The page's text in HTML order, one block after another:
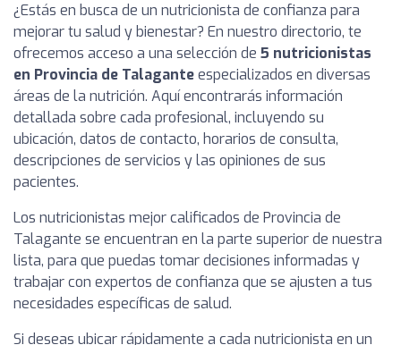
¿Estás en busca de un nutricionista de confianza para
mejorar tu salud y bienestar? En nuestro directorio, te
ofrecemos acceso a una selección de 5 nutricionistas
en Provincia de Talaganteespecializados en diversas
áreas de la nutrición. Aquí encontrarás información
detallada sobre cada profesional, incluyendo su
ubicación, datos de contacto, horarios de consulta,
descripciones de servicios y las opiniones de sus
pacientes.
Los nutricionistas mejor calificados de Provincia de
Talagante se encuentran en la parte superior de nuestra
lista, para que puedas tomar decisiones informadas y
trabajar con expertos de confianza que se ajusten a tus
necesidades específicas de salud.
Si deseas ubicar rápidamente a cada nutricionista en un